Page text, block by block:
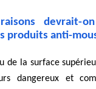
devrait-
produits anti-
de la surface
dangereux et